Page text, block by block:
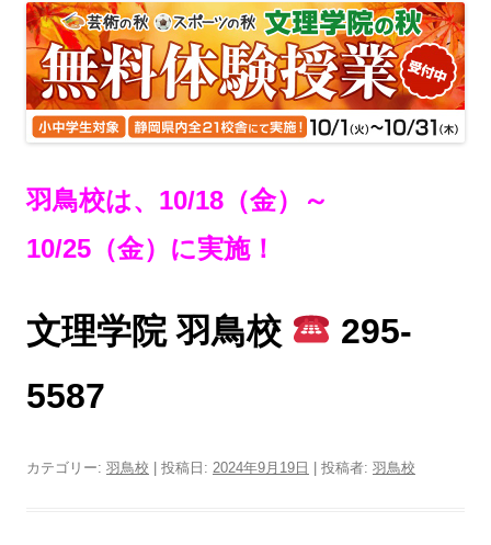
羽鳥校は、10/18（金）～
10/25（金）に実施！
文理学院 羽鳥校
295-
5587
カテゴリー: 羽鳥校 | 投稿日: 2024年9月19日 | 投稿者: 羽鳥校